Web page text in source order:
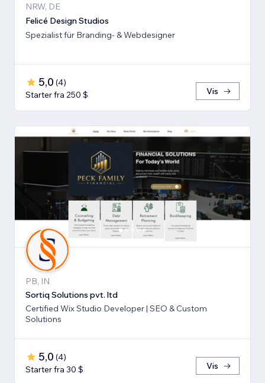
NRW, DE
Felicé Design Studios
Spezialist für Branding- & Webdesigner
5,0 (4)
Starter fra 250 $
Vis
PB, IN
Sortiq Solutions pvt. ltd
Certified Wix Studio Developer | SEO & Custom
Solutions
5,0 (4)
Starter fra 30 $
Vis